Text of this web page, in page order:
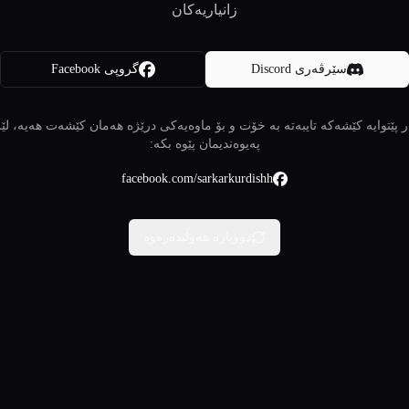
زانیاریەکان
سێرڤەری Discord گروپی Facebook
پێتوایە کێشەکە تایبەتە بە خۆت و بۆ ماوەیەکی درێژە هەمان کێشەت هەیە،
پەیوەندیمان پێوە بکە:
facebook.com/sarkarkurdishh